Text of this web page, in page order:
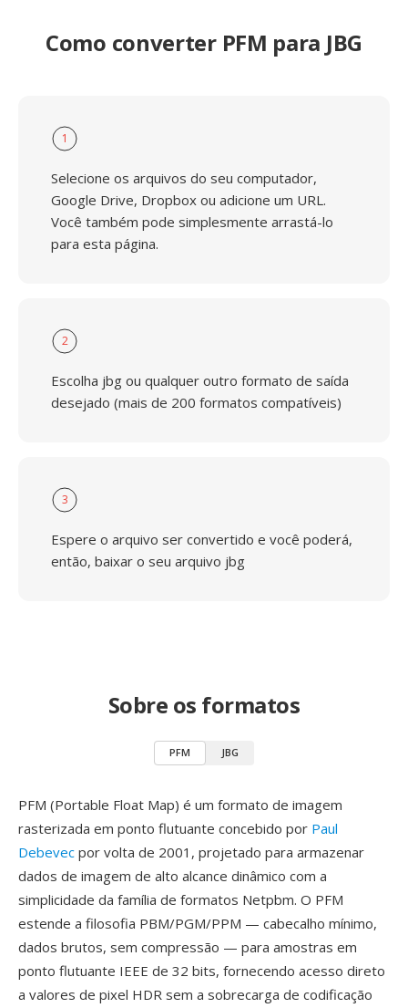
Como converter PFM para JBG
1
Selecione os arquivos do seu computador,
Google Drive, Dropbox ou adicione um URL.
Você também pode simplesmente arrastá-lo
para esta página.
2
Escolha jbg ou qualquer outro formato de saída
desejado (mais de 200 formatos compatíveis)
3
Espere o arquivo ser convertido e você poderá,
então, baixar o seu arquivo jbg
Sobre os formatos
PFM JBG
PFM (Portable Float Map) é um formato de imagem
rasterizada em ponto flutuante concebido por Paul
Debevec por volta de 2001, projetado para armazenar
dados de imagem de alto alcance dinâmico com a
simplicidade da família de formatos Netpbm. O PFM
estende a filosofia PBM/PGM/PPM — cabecalho mínimo,
dados brutos, sem compressão — para amostras em
ponto flutuante IEEE de 32 bits, fornecendo acesso direto
a valores de pixel HDR sem a sobrecarga de codificação